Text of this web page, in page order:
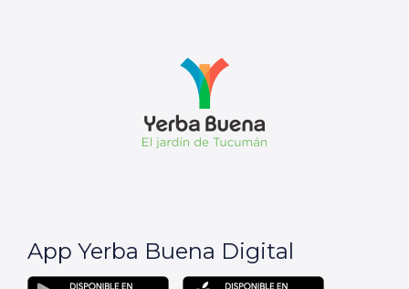
App Yerba Buena Digital